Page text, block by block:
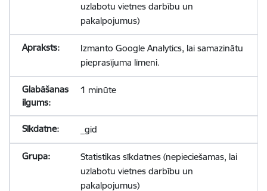
uzlabotu vietnes darbību un
pakalpojumus)
Izmanto Google Analytics, lai samazinātu
pieprasījuma līmeni.
1 minūte
_gid
Statistikas sīkdatnes (nepieciešamas, lai
uzlabotu vietnes darbību un
pakalpojumus)